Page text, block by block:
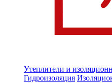
Утеплители и
Гидроизоляция